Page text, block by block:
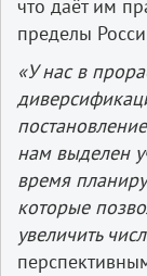
что даёт им
пределы
«У нас в
нам выделен
время
которые
увеличить